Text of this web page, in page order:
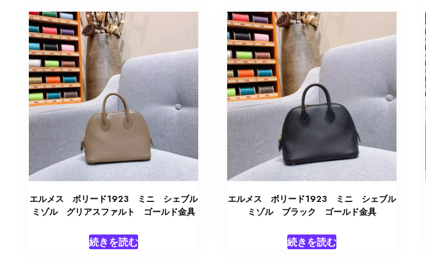
エルメス ボリード1923 ミニ シェブル
ミゾル グリアスファルト ゴールド金具
続きを読む
エルメス ボリード1923 ミニ シェブル
ミゾル ブラック ゴールド金具
続きを読む